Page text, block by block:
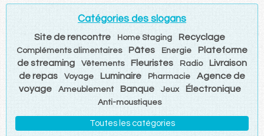
Catégories des slogans
Site de rencontre Home Staging Recyclage
Compléments alimentaires Pâtes Energie
Plateforme
de streaming
Vêtements Fleuristes Radio
Livraison
de repas
Voyage Luminaire Pharmacie
Agence de
voyage
Ameublement Banque Jeux Électronique
Anti-moustiques
Toutes les catégories